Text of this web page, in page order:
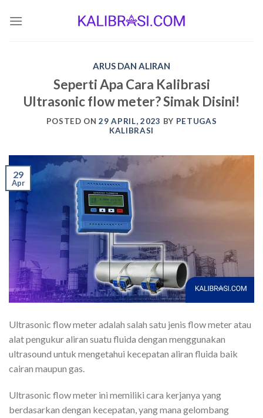
ARUS DAN ALIRAN
Seperti Apa Cara Kalibrasi
Ultrasonic flow meter? Simak Disini!
POSTED ON29 APRIL, 2023 BY PETUGAS
KALIBRASI
29
Apr
Ultrasonic flow meter adalah salah satu jenis flow meter atau
alat pengukur aliran suatu fluida dengan menggunakan
ultrasound untuk mengetahui kecepatan aliran fluida baik
cairan maupun gas.
Ultrasonic flow meter ini memiliki cara kerjanya yang
berdasarkan dengan kecepatan, yang mana gelombang